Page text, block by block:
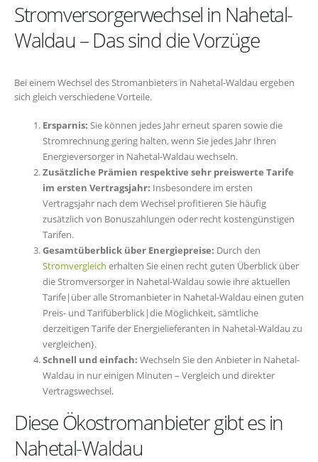
Stromversorgerwechsel in Nahetal-
Waldau – Das sind die Vorzüge
Bei einem Wechsel des Stromanbieters in Nahetal-Waldau ergeben
sich gleich verschiedene Vorteile.
Ersparnis: Sie können jedes Jahr erneut sparen sowie die
Stromrechnung gering halten, wenn Sie jedes Jahr Ihren
Energieversorger in Nahetal-Waldau wechseln.
Zusätzliche Prämien respektive sehr preiswerte Tarife
im ersten Vertragsjahr: Insbesondere im ersten
Vertragsjahr nach dem Wechsel profitieren Sie häufig
zusätzlich von Bonuszahlungen oder recht kostengünstigen
Tarifen.
Gesamtüberblick über Energiepreise: Durch den
Stromvergleich erhalten Sie einen recht guten Überblick über
die Stromversorger in Nahetal-Waldau sowie ihre aktuellen
Tarife|über alle Stromanbieter in Nahetal-Waldau einen guten
Preis- und Tarifüberblick|die Möglichkeit, sämtliche
derzeitigen Tarife der Energielieferanten in Nahetal-Waldau zu
vergleichen}.
Schnell und einfach: Wechseln Sie den Anbieter in Nahetal-
Waldau in nur einigen Minuten – Vergleich und direkter
Vertragswechsel.
Diese Ökostromanbieter gibt es in
Nahetal-Waldau